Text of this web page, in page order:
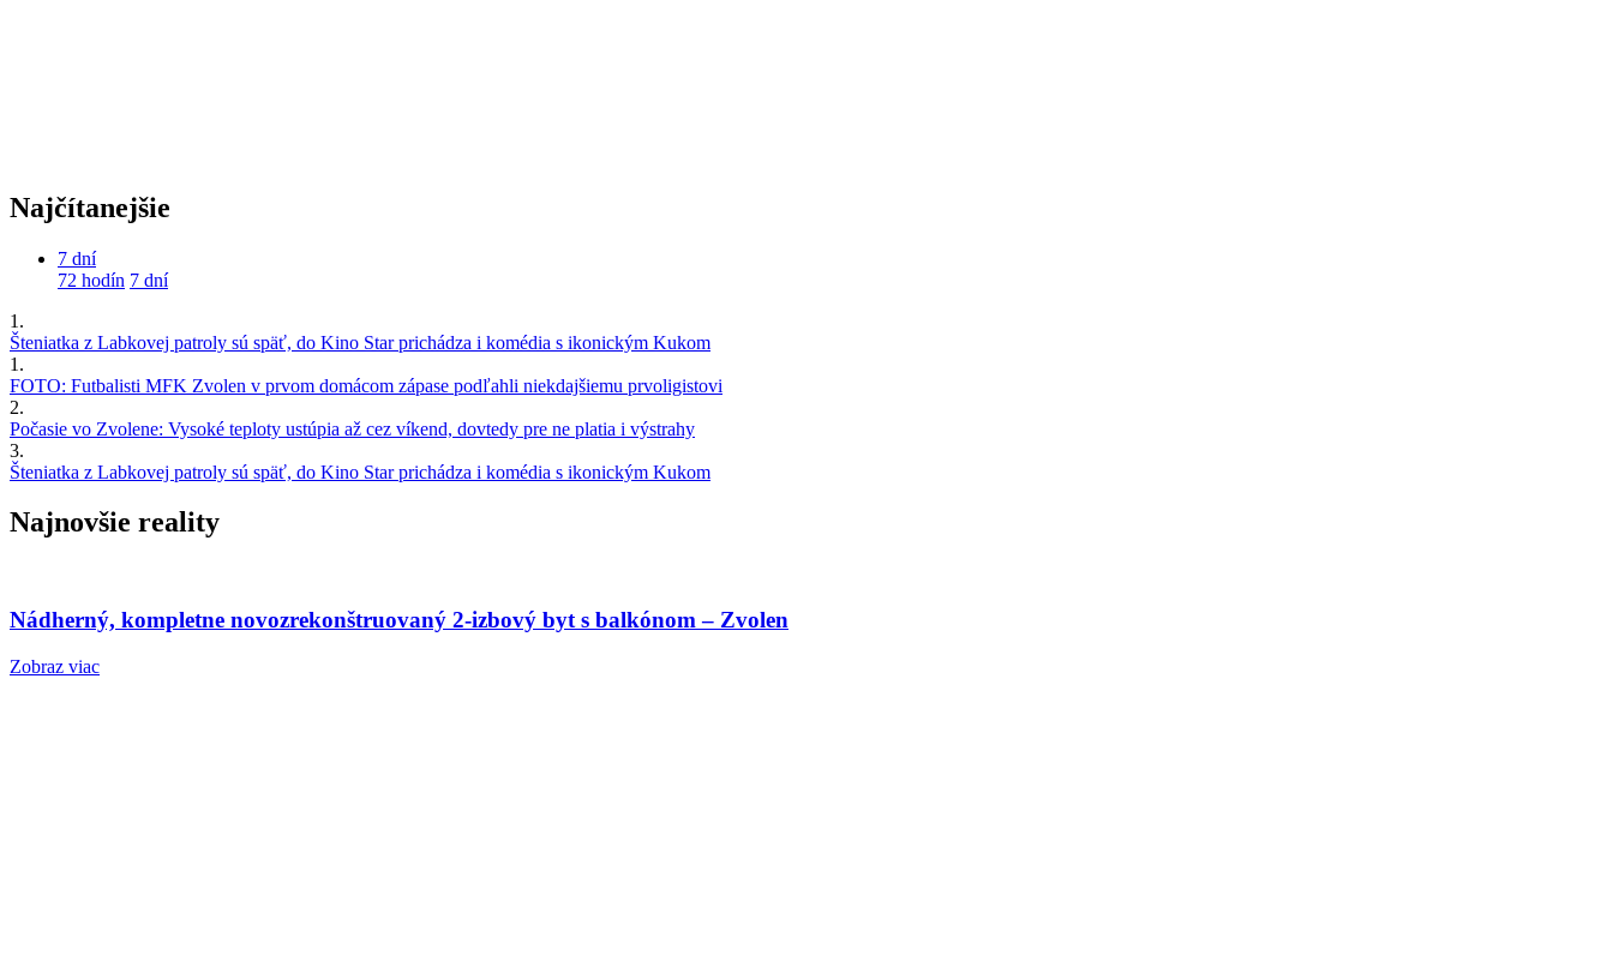
Najčítanejšie
7 dní
72 hodín 7 dní
1.
Šteniatka z Labkovej patroly sú späť, do Kino Star prichádza i komédia s ikonickým Kukom
1.
FOTO: Futbalisti MFK Zvolen v prvom domácom zápase podľahli niekdajšiemu prvoligistovi
2.
Počasie vo Zvolene: Vysoké teploty ustúpia až cez víkend, dovtedy pre ne platia i výstrahy
3.
Šteniatka z Labkovej patroly sú späť, do Kino Star prichádza i komédia s ikonickým Kukom
Najnovšie reality
Nádherný, kompletne novozrekonštruovaný 2-izbový byt s balkónom – Zvolen
Zobraz viac